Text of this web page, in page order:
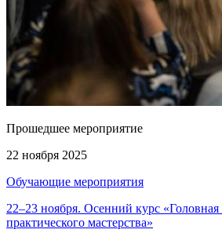
Прошедшее мероприятие
22 ноября 2025
Обучающие мероприятия
22–23 ноября. Осенний курс
практического мастерства»